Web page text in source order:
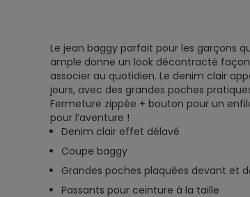
Le jean baggy parfait pour les garçons
ample donne un look décontracté
associer au quotidien. Le denim clair
jours, avec des grandes poches
Fermeture zippée + bouton pour un
pour l’aventure !
Denim clair effet délavé
Coupe baggy
Grandes poches plaquées devant et
Passants pour ceinture à la taille